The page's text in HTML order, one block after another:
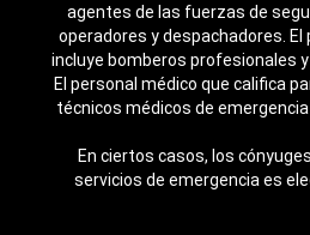
agentes de las fuerzas de
operadores y despachadores.
incluye bomberos profesionales
El personal médico que califica
técnicos médicos de
En ciertos casos, los
servicios de emergencia es